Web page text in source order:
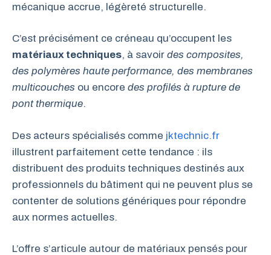
mécanique accrue, légèreté structurelle.
C’est précisément ce créneau qu’occupent les
matériaux techniques, à savoir des composites,
des polymères haute performance, des membranes
multicouches ou encore des profilés à rupture de
pont thermique.
Des acteurs spécialisés comme jktechnic.fr
illustrent parfaitement cette tendance : ils
distribuent des produits techniques destinés aux
professionnels du bâtiment qui ne peuvent plus se
contenter de solutions génériques pour répondre
aux normes actuelles.
L’offre s’articule autour de matériaux pensés pour